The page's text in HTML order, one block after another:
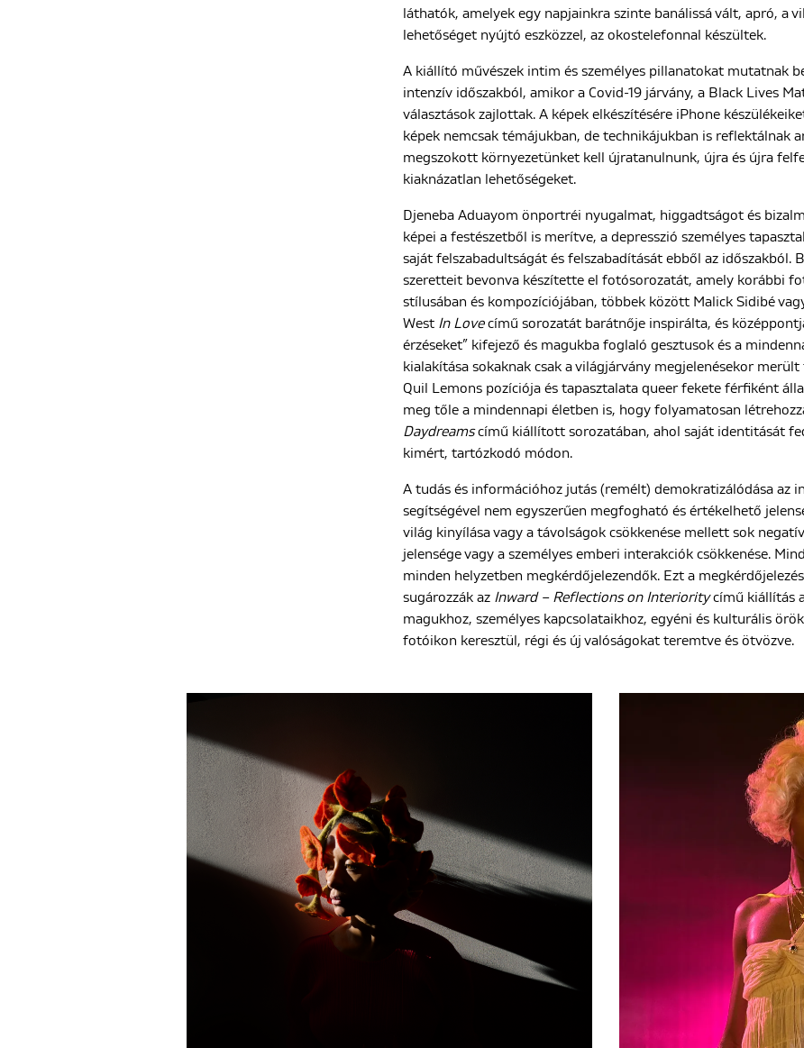
láthatók, amelyek egy napjainkra szinte banálissá vált, apró, a
lehetőséget nyújtó eszközzel, az okostelefonnal készültek.
A kiállító művészek intim és személyes pillanatokat mutatnak
intenzív időszakból, amikor a Covid-19 járvány, a Black Lives
választások zajlottak. A képek elkészítésére iPhone
képek nemcsak témájukban, de technikájukban is reflektálnak
megszokott környezetünket kell újratanulnunk, újra és újra
kiaknázatlan lehetőségeket.
Djeneba Aduayom önportréi nyugalmat, higgadtságot és
képei a festészetből is merítve, a depresszió személyes
saját felszabadultságát és felszabadítását ebből az időszakból.
szeretteit bevonva készítette el fotósorozatát, amely korábbi
stílusában és kompozíciójában, többek között Malick Sidibé
West In Lovecímű sorozatát barátnője inspirálta, és
érzéseket” kifejező és magukba foglaló gesztusok és a
kialakítása sokaknak csak a világjárvány megjelenésekor
Quil Lemons pozíciója és tapasztalata queer fekete férfiként
meg tőle a mindennapi életben is, hogy folyamatosan
Daydreamscímű kiállított sorozatában, ahol saját identitását
kimért, tartózkodó módon.
A tudás és információhoz jutás (remélt) demokratizálódása az
segítségével nem egyszerűen megfogható és értékelhető
világ kinyílása vagy a távolságok csökkenése mellett sok
jelensége vagy a személyes emberi interakciók csökkenése.
minden helyzetben megkérdőjelezendők. Ezt a
sugározzák az Inward – Reflections on Interioritycímű kiállítás
magukhoz, személyes kapcsolataikhoz, egyéni és kulturális
fotóikon keresztül, régi és új valóságokat teremtve és ötvözve.